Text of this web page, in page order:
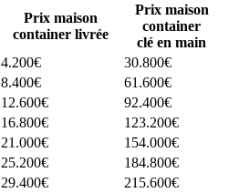
Prix maison
container livrée
Prix maison
container
clé en main
4.200€
30.800€
8.400€
61.600€
12.600€
92.400€
16.800€
123.200€
21.000€
154.000€
25.200€
184.800€
29.400€ 215.600€